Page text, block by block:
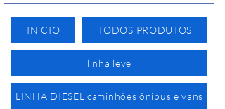
INíCIO TODOS PRODUTOS
linha leve
LINHA DIESEL caminhões ônibus e vans